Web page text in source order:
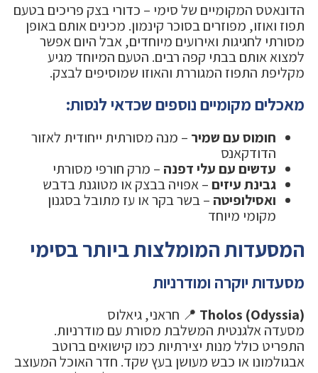
הדונאטס המקומיים של סימי – כדורי בצק פריכים בטעם
תפוז ואוזו, מפוזרים בסוכר קינמון. מכינים אותם באופן
מסורתי לחגיגות ואירועים מיוחדים, אבל היום אפשר
למצוא אותם בבתי קפה רבים. הטעם המיוחד מגיע
מקליפת התפוז המגוררת והאוזו שמוסיפים לבצק.
מאכלים מקומיים נוספים שכדאי לנסות:
חומוס עם שמיר – מנה מסורתית ייחודית לאזור
הדודקאנס
עדשים עם עלי דפנה – מרק חורפי מסורתי
גבינת עיזים– אפויה בבצק או מטוגנת בדבש
ואסילופיטה – בשר בקר או עז מתובל בסגנון
מקומי מיוחד
המסעדות המומלצות ביותר בסימי
מסעדות יוקרה ומודרניות
Tholos (Odyssia) 📍 חראני, גיאלוס
מסעדה אלגנטית המשלבת מסורת עם מודרניות.
התפריט כולל מנות יצירתיות כמו קישואים ברוטב
אבגולמונו או כבש מעושן בעץ שקד. חדר האוכל המעוצב